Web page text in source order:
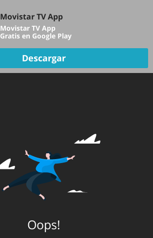
TV EN VIVO
Oops!
Movistar TV App
Movistar TV App
Gratis en Google Play
Descargar